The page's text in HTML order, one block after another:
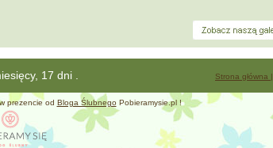
16 lat, 10 miesięcy, 17 dni . Strona główna |
prezencie od Bloga ŚlubnegoPobieramysie.pl !